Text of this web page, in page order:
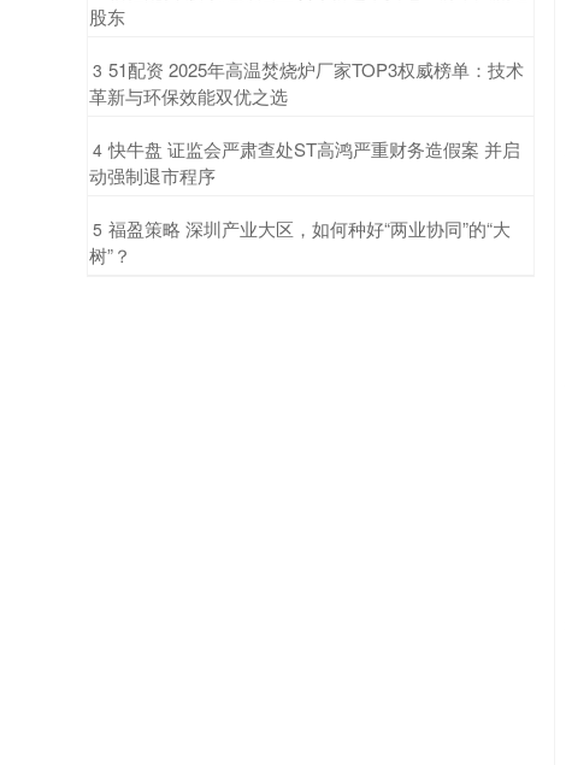
股东
3 ​51配资 2025年高温焚烧炉厂家TOP3权威榜单：技术
革新与环保效能双优之选
4 ​快牛盘 证监会严肃查处ST高鸿严重财务造假案 并启
动强制退市程序
5 ​福盈策略 深圳产业大区，如何种好“两业协同”的“大
树”？